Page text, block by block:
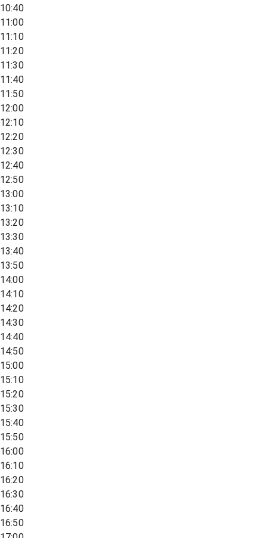
10:40
11:00
11:10
11:20
11:30
11:40
11:50
12:00
12:10
12:20
12:30
12:40
12:50
13:00
13:10
13:20
13:30
13:40
13:50
14:00
14:10
14:20
14:30
14:40
14:50
15:00
15:10
15:20
15:30
15:40
15:50
16:00
16:10
16:20
16:30
16:40
16:50